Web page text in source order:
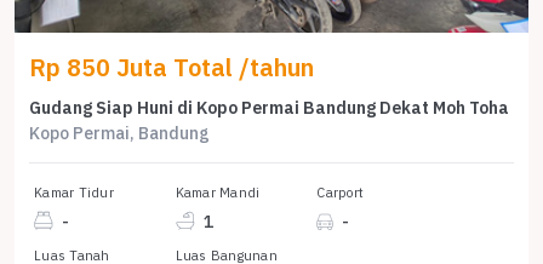
Rp 850 Juta Total /tahun
Gudang Siap Huni di Kopo Permai Bandung Dekat Moh Toha
Kopo Permai, Bandung
Kamar Tidur
-
Kamar Mandi
1
Carport
-
Luas Tanah Luas Bangunan